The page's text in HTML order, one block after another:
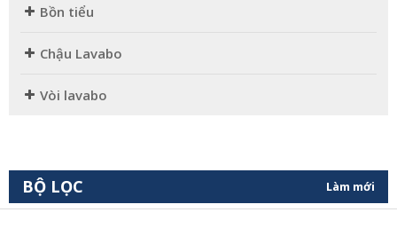
Bồn tiểu
Chậu Lavabo
Vòi lavabo
BỘ LỌC Làm mới